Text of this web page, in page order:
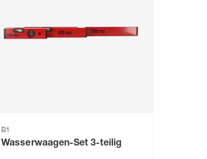
B1
Wasserwaagen-Set 3-teilig